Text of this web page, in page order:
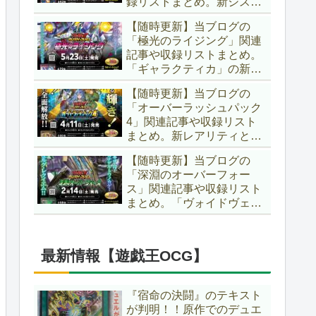
場です！！【遊戯王ラッシ
ュデュエル】
ム「ユニオンフュージョ
ン」の登場により、ようや
く原作さながらの「ＸＹ
Ｚ」が使用可能となりまし
た！！【遊戯王ラッシュデ
ュエル】
【随時更新】当ブログの
「極光のライジング」関連
記事や収録リストまとめ。
「ギャラクティカ」の新た
なフュージョンモンスター
やイラスト違い、「報道」
の強化に加え、幻竜族の新
テーマ「纏竜」も登場で
す！！【遊戯王ラッシュデ
ュエル】
【随時更新】当ブログの
「オーバーラッシュパック
4」関連記事や収録リスト
まとめ。新レアリティとし
てフルオーバーラッシュレ
ア仕様が初登場！！そし
て、OCGの大人気テーマ
「霊使い」も同時に実装さ
れています！！【遊戯王ラ
【随時更新】当ブログの
「深淵のオーバーフォー
ス」関連記事や収録リスト
まとめ。「ヴォイドヴェル
グ」や「夢中」、「ラ
「コスモス姫」などの人気
テーマ強化に加え、「冥
跡」もテーマ化です！！
【遊戯王ラッシュデュエ
ル】
最新情報【遊戯王OCG】
『宿命の決闘』のテキスト
が判明！！原作でのデュエ